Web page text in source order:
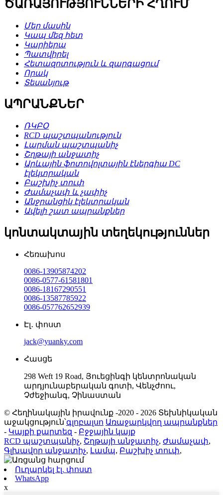
ԾԱՌԱՅՈՒԹՅՈՒՆՆԵՐԻ ՀՂՈՒՄ
Մեր մասին
Կապ մեզ հետ
Կարիերա
Պատվիրել
Հետազոտություն և զարգացում
Որակ
Տեսանյութ
ԱՊՐԱՆՔՆԵՐ
ՌԿԲՕ
RCD պաշտպանություն
Լարման պաշտպանիչ
Շղթայի անջատիչ
Արևային ֆոտովոլտային էներգիա DC
էլեկտրական
Բաշխիչ տուփ
Ժամաչափ և չափիչ
Անջրանցիկ էլեկտրական
Ավելի շատ ապրանքներ
կոնտակտային տեղեկություններ
Հեռախոս
0086-13905874202
0086-0577-61581801
0086-18167290551
0086-13587785922
0086-057762652939
Էլ․ փոստ
jack@yuanky.com
Հասցե
298 Weft 19 Road, Յուեցինգի կենտրոնական
արդյունաբերական գոտի, Վենչժոու,
Չժեջիանգ, Չինաստան
© Հեղինակային իրավունք -2020 - 2026 Տեխնիկական
աջակցություն՝գլոբալսո Առաջարկվող ապրանքներ
- Կայքի քարտեզ - Բջջային կայք
RCD պաշտպանիչ, Շղթայի անջատիչ, Ժամաչափ,
Գլխավոր անջատիչ, Լամպ, Բաշխիչ տուփ,
Ուղարկել էլ. փոստ
WhatsApp
x